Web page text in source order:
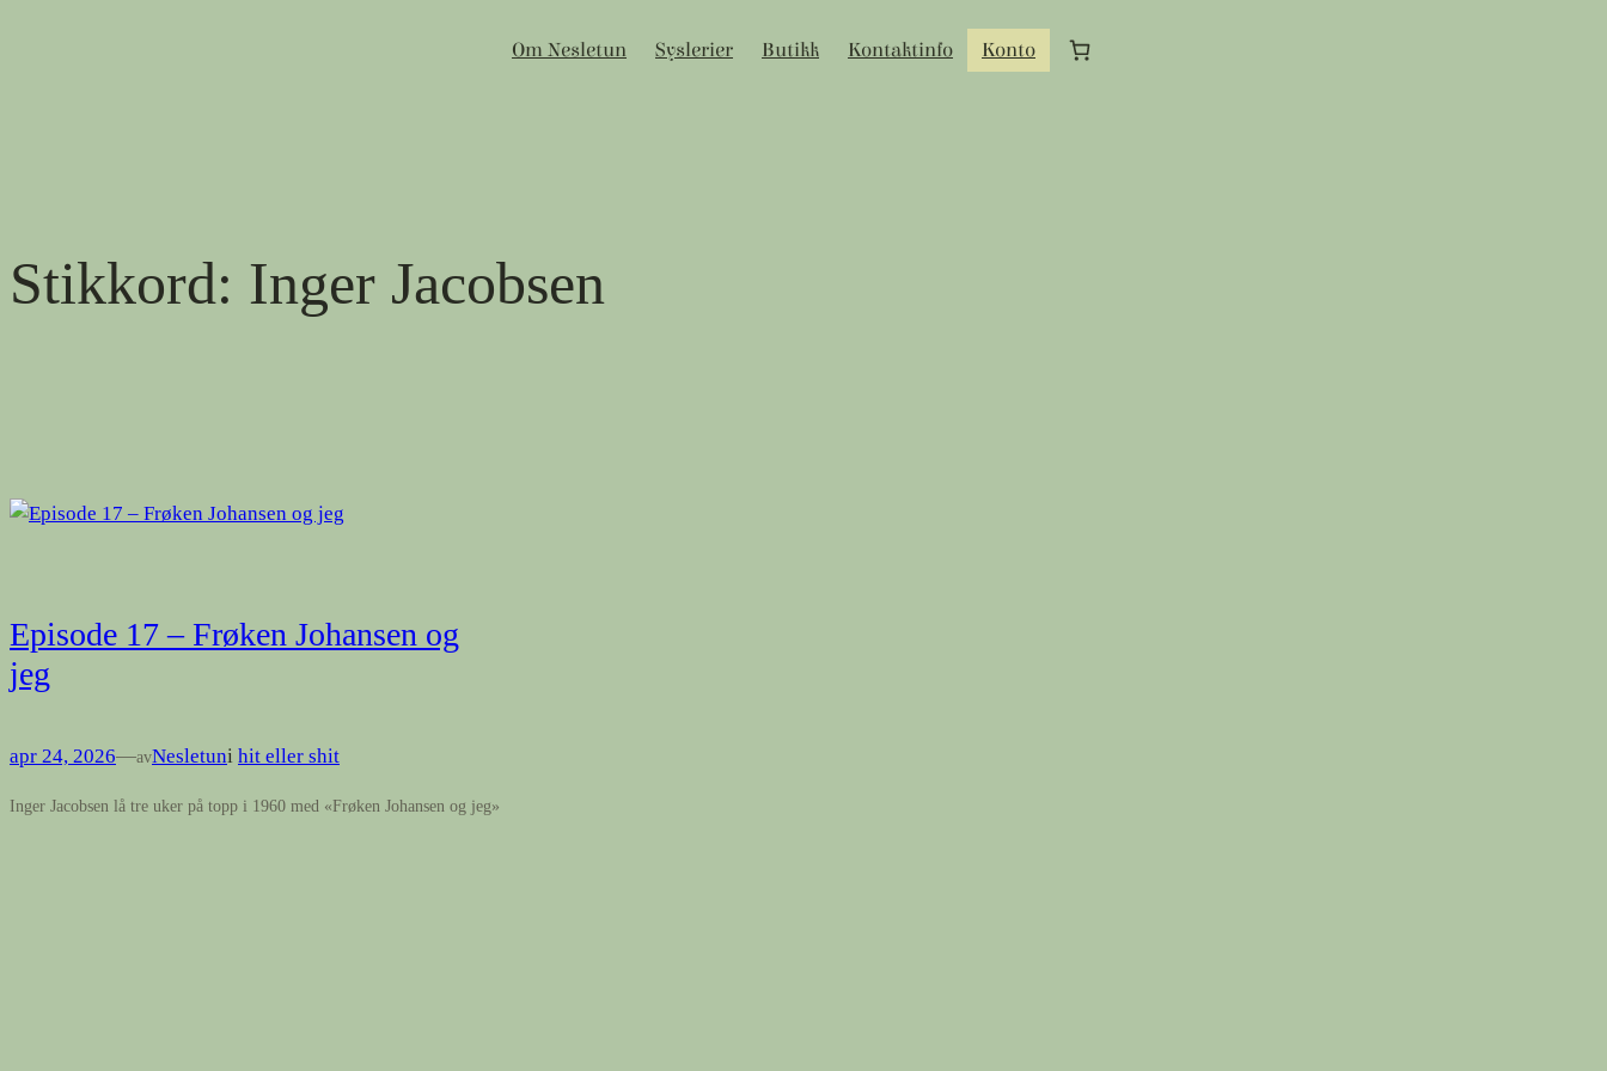
Om Nesletun Syslerier Butikk Kontaktinfo Konto
Stikkord: Inger Jacobsen
Episode 17 – Frøken Johansen og
jeg
apr 24, 2026—avNesletuni hit eller shit
Inger Jacobsen lå tre uker på topp i 1960 med «Frøken Johansen og jeg»